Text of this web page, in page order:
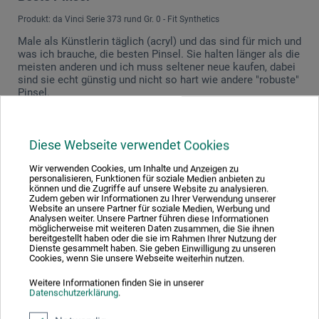
Diese Webseite verwendet Cookies
Wir verwenden Cookies, um Inhalte und Anzeigen zu
personalisieren, Funktionen für soziale Medien anbieten zu
können und die Zugriffe auf unsere Website zu analysieren.
Zudem geben wir Informationen zu Ihrer Verwendung unserer
Website an unsere Partner für soziale Medien, Werbung und
Analysen weiter. Unsere Partner führen diese Informationen
möglicherweise mit weiteren Daten zusammen, die Sie ihnen
bereitgestellt haben oder die sie im Rahmen Ihrer Nutzung der
Dienste gesammelt haben. Sie geben Einwilligung zu unseren
Cookies, wenn Sie unsere Webseite weiterhin nutzen.
Weitere Informationen finden Sie in unserer
Datenschutzerklärung.
Produkt: da Vinci Serie 373 rund Gr. 0 - Fit Synthetics
Male als Künstlerin täglich (acryl) und das sind für mich und
was ich brauche, die besten Pinsel. Sie halten länger als die
meisten anderen und ich muss seltener neue kaufen, dabei
sind sie echt günstig und nicht so hart wie andere "robuste"
Pinsel.
Mehr als ein Schulpinsel
Produkt: da Vinci Serie 5073 Gr. 30 - Fit Synthetics
Mir wurden diese Pinsel bei Boesner in Klobermoor
empfohlen. Ich verwende sie hauptsächlich für die
Acrylmalerei, wo sie selbst den teuren Pinseln in keinster
Weise nachstehen. Der Farbauftrag ist perfekt und sie sind
wirklich robust. Sie sind weicher als ein Zenia, fast wie ein
Naturhaarpinsel und obendrein lassen sie sich auch noch
ich ja auch meinen Arm ausstrecken kann. ;-) Für mich ist
das mehr als ein Geheimtipp!